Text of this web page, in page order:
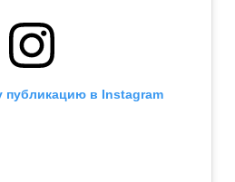
публикацию в Instagram